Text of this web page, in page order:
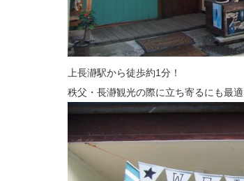
上長瀞駅から徒歩約1分！
秩父・長瀞観光の際に立ち寄るにも最適